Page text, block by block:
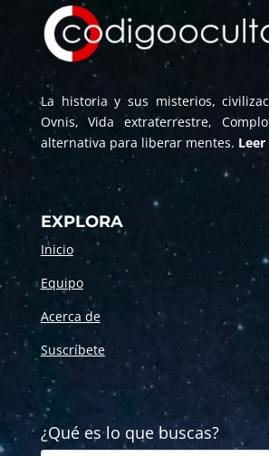
La historia y sus misterios,
Ovnis, Vida extraterrestre,
alternativa para liberar mentes.
EXPLORA
Inicio
Equipo
Acerca de
Suscríbete
¿Qué es lo que buscas?